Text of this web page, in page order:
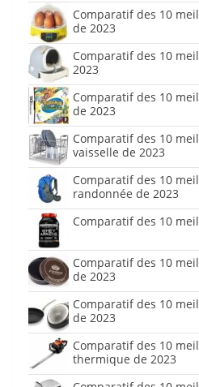
Comparatif des 10
de 2023
Comparatif des 10
2023
Comparatif des 10
de 2023
Comparatif des 10
vaisselle de 2023
Comparatif des 10
randonnée de 2023
Comparatif des 10
Comparatif des 10
de 2023
Comparatif des 10
de 2023
Comparatif des 10
thermique de 2023